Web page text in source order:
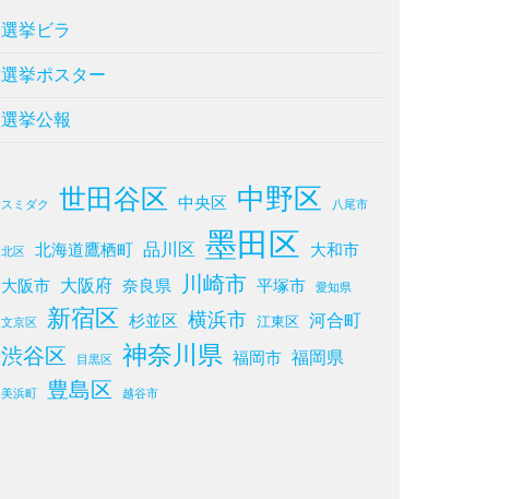
選挙ビラ
選挙ポスター
選挙公報
スミダク 世田谷区 中央区 中野区 八尾市
北区 北海道鷹栖町 品川区 墨田区
大和市
大阪市 大阪府 奈良県 川崎市 平塚市 愛知県
文京区 新宿区 杉並区 横浜市 江東区 河合町
渋谷区 目黒区 神奈川県 福岡市 福岡県
美浜町 豊島区 越谷市